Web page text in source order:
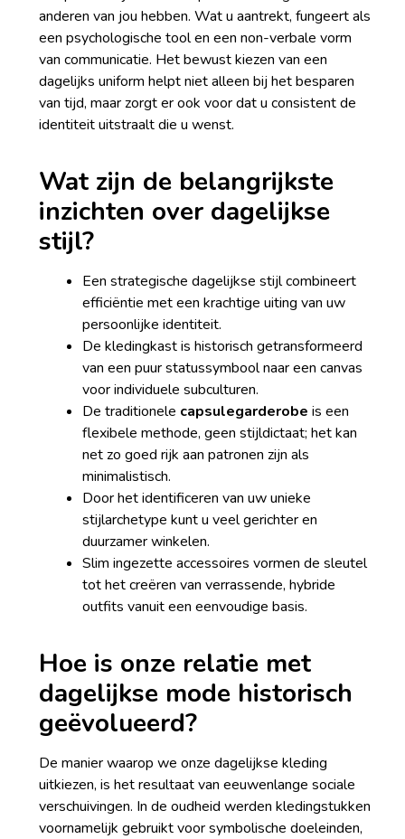
anderen van jou hebben. Wat u aantrekt, fungeert als
een psychologische tool en een non-verbale vorm
van communicatie. Het bewust kiezen van een
dagelijks uniform helpt niet alleen bij het besparen
van tijd, maar zorgt er ook voor dat u consistent de
identiteit uitstraalt die u wenst.
Wat zijn de belangrijkste
inzichten over dagelijkse
stijl?
Een strategische dagelijkse stijl combineert
efficiëntie met een krachtige uiting van uw
persoonlijke identiteit.
De kledingkast is historisch getransformeerd
van een puur statussymbool naar een canvas
voor individuele subculturen.
De traditionele capsulegarderobe is een
flexibele methode, geen stijldictaat; het kan
net zo goed rijk aan patronen zijn als
minimalistisch.
Door het identificeren van uw unieke
stijlarchetype kunt u veel gerichter en
duurzamer winkelen.
Slim ingezette accessoires vormen de sleutel
tot het creëren van verrassende, hybride
outfits vanuit een eenvoudige basis.
Hoe is onze relatie met
dagelijkse mode historisch
geëvolueerd?
De manier waarop we onze dagelijkse kleding
uitkiezen, is het resultaat van eeuwenlange sociale
verschuivingen. In de oudheid werden kledingstukken
voornamelijk gebruikt voor symbolische doeleinden,